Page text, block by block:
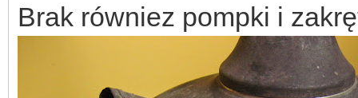
Brak równiez pompki i